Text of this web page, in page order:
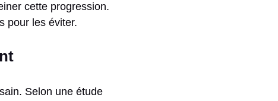
cette progression.
pour les éviter.
Selon une étude